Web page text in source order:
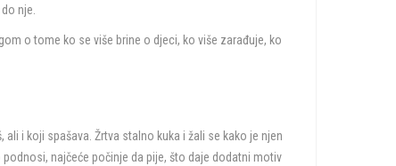
nje.
o tome ko se više brine o djeci, ko više zarađuje, ko
i koji spašava. Žrtva stalno kuka i žali se kako je njen
najčeće počinje da pije, što daje dodatni motiv